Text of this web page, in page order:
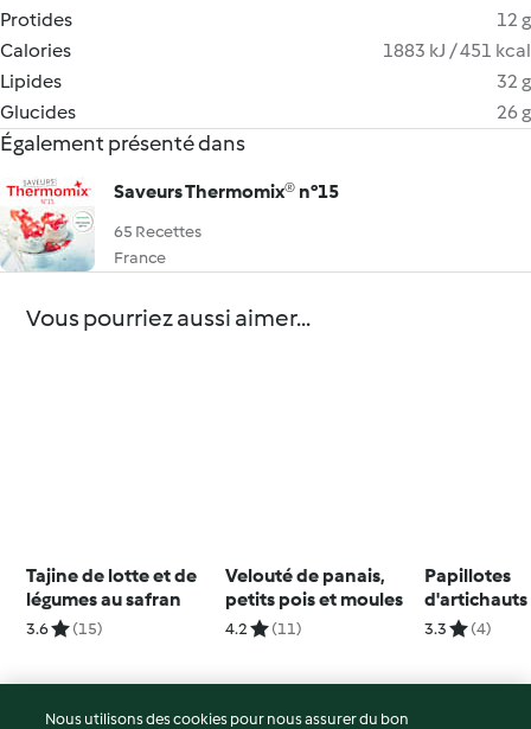
Protides
12 g
Calories
1883 kJ / 451 kcal
Lipides
32 g
Glucides
26 g
Également présenté dans
Saveurs Thermomix® n°15
65 Recettes
France
Vous pourriez aussi aimer...
Tajine de lotte et de
légumes au safran
3.6 (15)
Velouté de panais,
petits pois et moules
4.2 (11)
Papillotes
d'artichauts
blanc et
3.3 (4)
Nous utilisons des cookies pour nous assurer du bon